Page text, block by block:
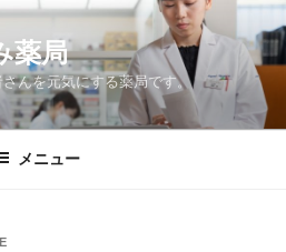
薬局
んを元気にする薬局です。
メニュー